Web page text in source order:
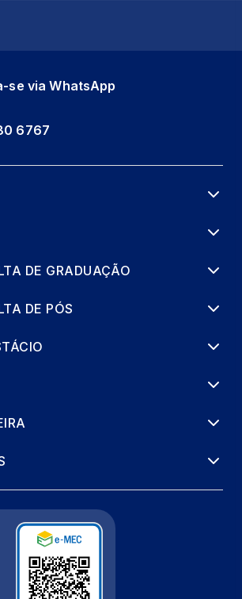
NO PROCESSO CRIATIVO
DO CONCEITO AO
DE PRODUTOS COM IA
RENDERIZAÇÃO E
6767
se via WhatsApp
DE GRADUAÇÃO
DE PÓS